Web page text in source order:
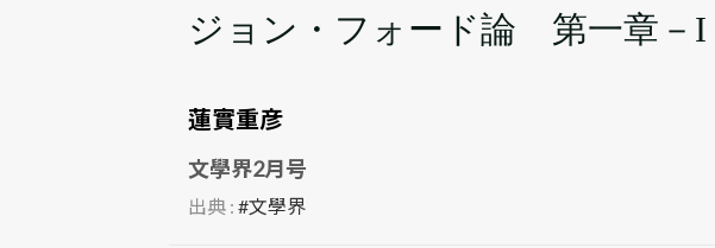
ジョン・フォード論 第一章
蓮實重彦
文學界2月号
出典 : #文學界